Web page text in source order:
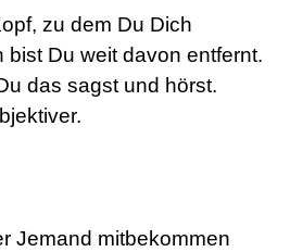
zu dem Du Dich
Du weit davon entfernt.
das sagst und hörst.
Jemand mitbekommen